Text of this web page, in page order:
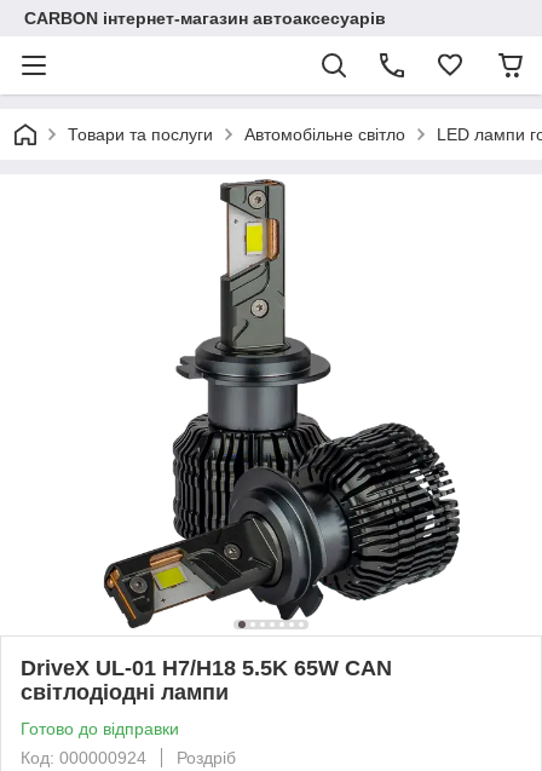
CARBON інтернет-магазин автоаксесуарів
Товари та послуги Автомобільне світло LED лампи
DriveX UL-01 H7/H18 5.5K 65W CAN
світлодіодні лампи
Готово до відправки
Код: 000000924
Роздріб